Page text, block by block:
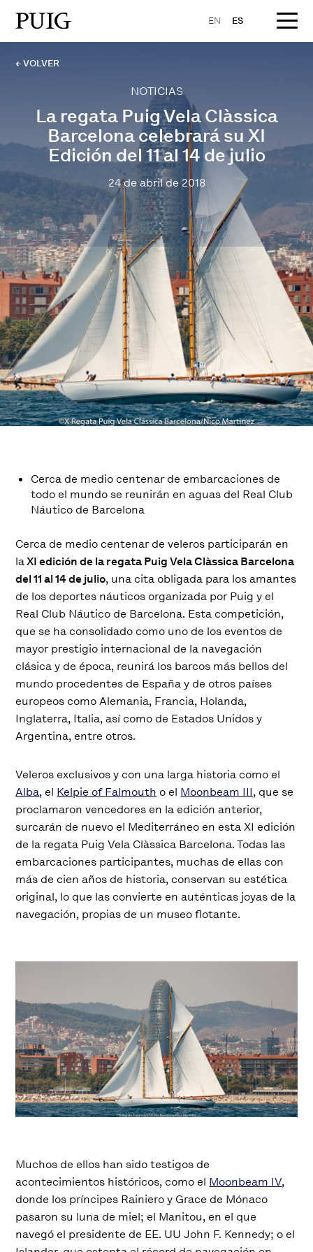
EN ES
← VOLVER
NOTICIAS
La regata Puig Vela Clàssica
Barcelona celebrará su XI
Edición del 11 al 14 de julio
24 de abril de 2018
Cerca de medio centenar de embarcaciones de
todo el mundo se reunirán en aguas del Real Club
Náutico de Barcelona
Cerca de medio centenar de veleros participarán en
laXI edición de la regata Puig Vela Clàssica Barcelona
del 11 al 14 de julio, una cita obligada para los amantes
de los deportes náuticos organizada por Puig y el
Real Club Náutico de Barcelona. Esta competición,
que se ha consolidado como uno de los eventos de
mayor prestigio internacional de la navegación
clásica y de época, reunirá los barcos más bellos del
mundo procedentes de España y de otros países
europeos como Alemania, Francia, Holanda,
Inglaterra, Italia, así como de Estados Unidos y
Argentina, entre otros.
Veleros exclusivos y con una larga historia como el
Alba, el Kelpie of Falmouth o el Moonbeam III, que se
proclamaron vencedores en la edición anterior,
surcarán de nuevo el Mediterráneo en esta XI edición
de la regata Puig Vela Clàssica Barcelona. Todas las
embarcaciones participantes, muchas de ellas con
más de cien años de historia, conservan su estética
original, lo que las convierte en auténticas joyas de la
navegación, propias de un museo flotante.
Muchos de ellos han sido testigos de
acontecimientos históricos, como el Moonbeam IV,
donde los príncipes Rainiero y Grace de Mónaco
pasaron su luna de miel; el Manitou, en el que
navegó el presidente de EE. UU John F. Kennedy; o el